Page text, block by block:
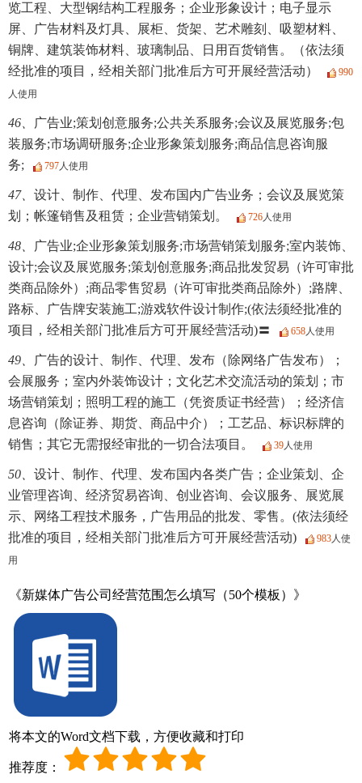
览工程、大型钢结构工程服务；企业形象设计；电子显示
屏、广告材料及灯具、展柜、货架、艺术雕刻、吸塑材料、
铜牌、建筑装饰材料、玻璃制品、日用百货销售。（依法须
经批准的项目，经相关部门批准后方可开展经营活动）
990
人使用
46、
广告业;策划创意服务;公共关系服务;会议及展览服务;包
装服务;市场调研服务;企业形象策划服务;商品信息咨询服
务;
797人使用
47、 设计、制作、代理、发布国内广告业务；会议及展览策
划；帐篷销售及租赁；企业营销策划。
726人使用
48、
广告业;企业形象策划服务;市场营销策划服务;室内装饰、
设计;会议及展览服务;策划创意服务;商品批发贸易（许可审批
类商品除外）;商品零售贸易（许可审批类商品除外）;路牌、
路标、广告牌安装施工;游戏软件设计制作;(依法须经批准的
项目，经相关部门批准后方可开展经营活动)〓
658人使用
49、
广告的设计、制作、代理、发布（除网络广告发布）；
会展服务；室内外装饰设计；文化艺术交流活动的策划；市
场营销策划；照明工程的施工（凭资质证书经营）；经济信
息咨询（除证券、期货、商品中介）；工艺品、标识标牌的
销售；其它无需报经审批的一切合法项目。
39人使用
50、 设计、制作、代理、发布国内各类广告；企业策划、企
业管理咨询、经济贸易咨询、创业咨询、会议服务、展览展
示、网络工程技术服务，广告用品的批发、零售。(依法须经
批准的项目，经相关部门批准后方可开展经营活动)
983人使
用
《新媒体广告公司经营范围怎么填写（50个模板）》
将本文的Word文档下载，方便收藏和打印
推荐度：